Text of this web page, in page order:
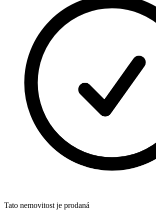
Tato nemovitost je prodaná